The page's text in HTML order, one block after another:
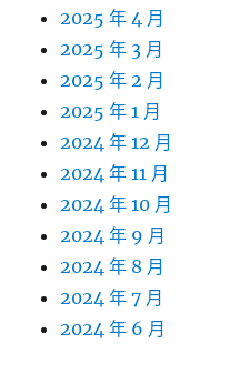
2025 年 4 月
2025 年 3 月
2025 年 2 月
2025 年 1 月
2024 年 12 月
2024 年 11 月
2024 年 10 月
2024 年 9 月
2024 年 8 月
2024 年 7 月
2024 年 6 月